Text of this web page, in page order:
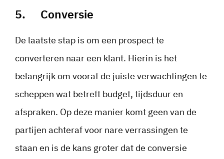
5. Conversie
De laatste stap is om een prospect te
converteren naar een klant. Hierin is het
belangrijk om vooraf de juiste verwachtingen te
scheppen wat betreft budget, tijdsduur en
afspraken. Op deze manier komt geen van de
partijen achteraf voor nare verrassingen te
staan en is de kans groter dat de conversie